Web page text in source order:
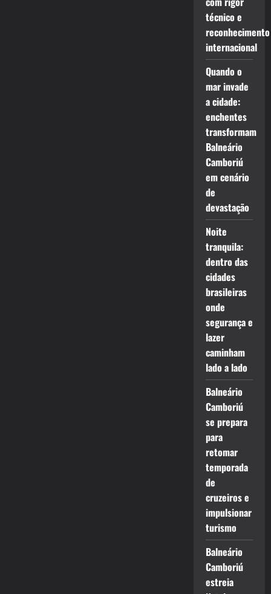
técnico e
reconhecimento
internacional
Quando o
mar invade
a cidade:
enchentes
transformam
Balneário
Camboriú
em cenário
de
devastação
Noite
tranquila:
dentro das
cidades
brasileiras
onde
segurança e
lazer
caminham
lado a lado
Balneário
Camboriú
se prepara
para
retomar
temporada
de
cruzeiros e
impulsionar
turismo
Balneário
Camboriú
estreia